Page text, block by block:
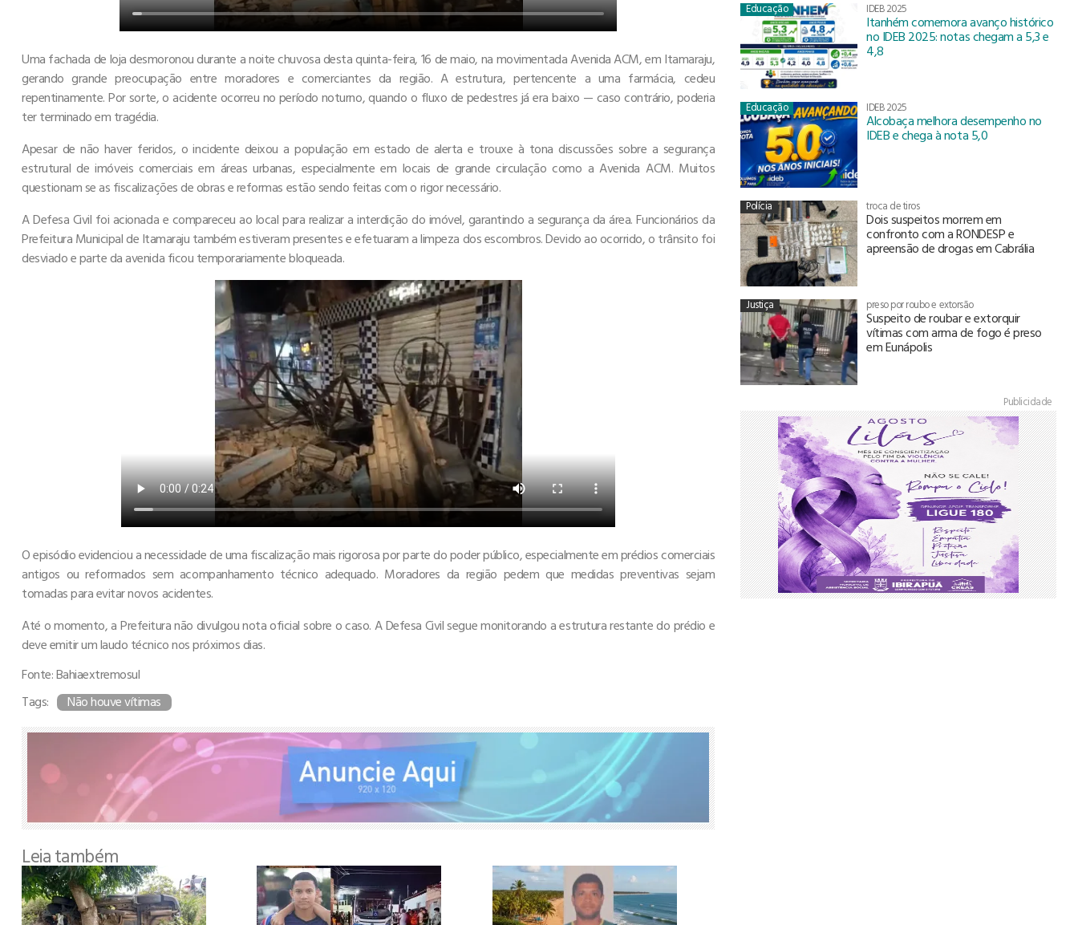
Uma fachada de loja desmoronou durante a noite chuvosa desta quinta-feira, 16 de maio, na movimentada Avenida ACM, em Itamaraju,
gerando grande preocupação entre moradores e comerciantes da região. A estrutura, pertencente a uma farmácia, cedeu
repentinamente. Por sorte, o acidente ocorreu no período noturno, quando o fluxo de pedestres já era baixo — caso contrário, poderia
ter terminado em tragédia.
Apesar de não haver feridos, o incidente deixou a população em estado de alerta e trouxe à tona discussões sobre a segurança
estrutural de imóveis comerciais em áreas urbanas, especialmente em locais de grande circulação como a Avenida ACM. Muitos
questionam se as fiscalizações de obras e reformas estão sendo feitas com o rigor necessário.
A Defesa Civil foi acionada e compareceu ao local para realizar a interdição do imóvel, garantindo a segurança da área. Funcionários da
Prefeitura Municipal de Itamaraju também estiveram presentes e efetuaram a limpeza dos escombros. Devido ao ocorrido, o trânsito foi
desviado e parte da avenida ficou temporariamente bloqueada.
O episódio evidenciou a necessidade de uma fiscalização mais rigorosa por parte do poder público, especialmente em prédios comerciais
antigos ou reformados sem acompanhamento técnico adequado. Moradores da região pedem que medidas preventivas sejam
tomadas para evitar novos acidentes.
Até o momento, a Prefeitura não divulgou nota oficial sobre o caso. A Defesa Civil segue monitorando a estrutura restante do prédio e
deve emitir um laudo técnico nos próximos dias.
Fonte: Bahiaextremosul
Tags:
Não houve vítimas
Leia também
Educação IDEB 2025
Itanhém comemora avanço histórico
no IDEB 2025: notas chegam a 5,3 e
4,8
Educação IDEB 2025
Alcobaça melhora desempenho no
IDEB e chega à nota 5,0
Polícia troca de tiros
Dois suspeitos morrem em
confronto com a RONDESP e
apreensão de drogas em Cabrália
Justiça preso por roubo e extorsão
Suspeito de roubar e extorquir
vítimas com arma de fogo é preso
em Eunápolis
Publicidade